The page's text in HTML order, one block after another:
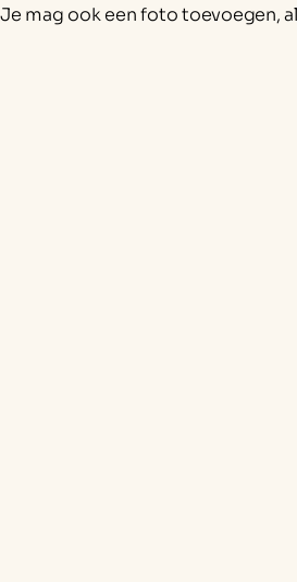
Je mag ook een foto toevoegen,